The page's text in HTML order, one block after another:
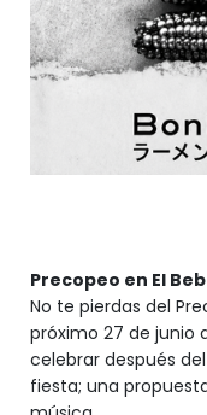
Precopeo en El
No te pierdas del
próximo 27 de junio
celebrar después
fiesta; una